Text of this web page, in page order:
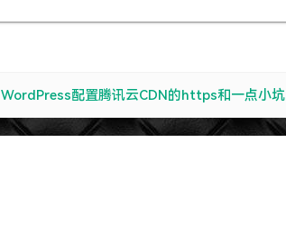
WordPress配置腾讯云CDN的https和一点小坑